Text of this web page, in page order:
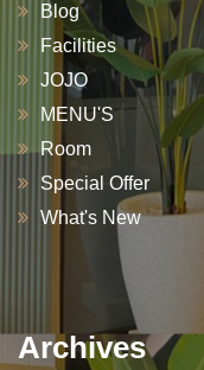
Blog
Facilities
JOJO
MENU'S
Room
Special Offer
What's New
Archives